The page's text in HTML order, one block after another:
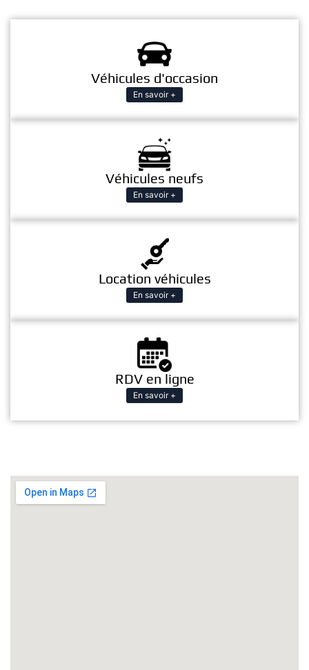
Véhicules d'occasion
En savoir +
Véhicules neufs
En savoir +
Location véhicules
En savoir +
RDV en ligne
En savoir +